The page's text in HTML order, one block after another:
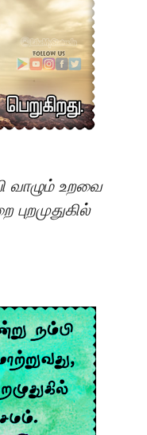
வாழும் உறவை